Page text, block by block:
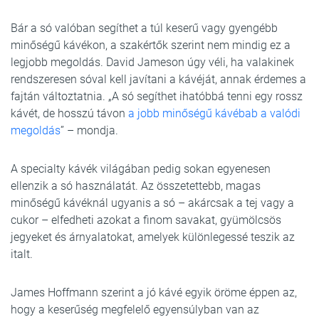
Bár a só valóban segíthet a túl keserű vagy gyengébb
minőségű kávékon, a szakértők szerint nem mindig ez a
legjobb megoldás. David Jameson úgy véli, ha valakinek
rendszeresen sóval kell javítani a kávéját, annak érdemes a
fajtán változtatnia. „A só segíthet ihatóbbá tenni egy rossz
kávét, de hosszú távon a jobb minőségű kávébab a valódi
megoldás” – mondja.
A specialty kávék világában pedig sokan egyenesen
ellenzik a só használatát. Az összetettebb, magas
minőségű kávéknál ugyanis a só – akárcsak a tej vagy a
cukor – elfedheti azokat a finom savakat, gyümölcsös
jegyeket és árnyalatokat, amelyek különlegessé teszik az
italt.
James Hoffmann szerint a jó kávé egyik öröme éppen az,
hogy a keserűség megfelelő egyensúlyban van az